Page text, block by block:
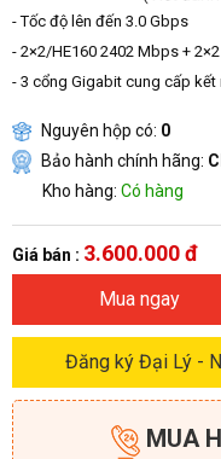
- Tốc độ lên đến 3.0 Gbps
- 2×2/HE160 2402 Mbps +
- 3 cổng Gigabit cung cấp kết
Nguyên hộp có: 0
Bảo hành chính hãng:
Kho hàng: Có hàng
Giá bán : 3.600.000 đ
Mua ngay
Đăng ký Đại Lý -
MUA